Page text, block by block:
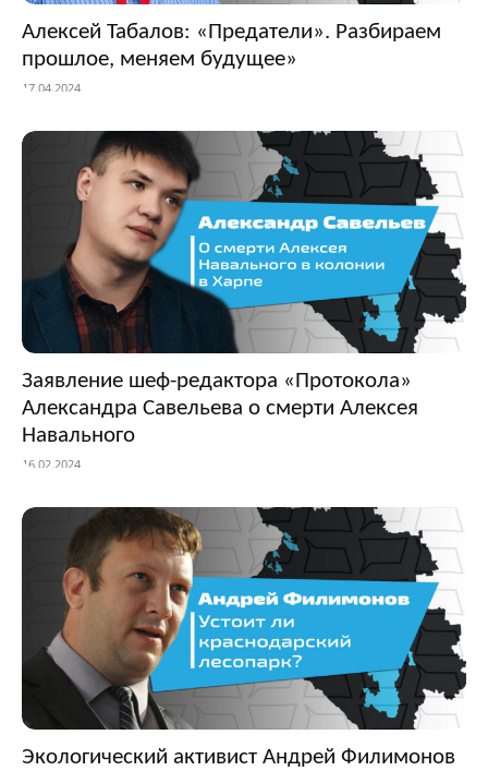
Алексей Табалов: «Предатели». Разбираем
прошлое, меняем будущее»
17.04.2024
Заявление шеф-редактора «Протокола»
Александра Савельева о смерти Алексея
Навального
16.02.2024
Экологический активист Андрей Филимонов